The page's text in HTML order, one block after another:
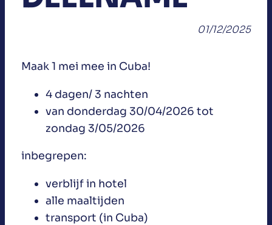
01/12/2025
Maak 1 mei mee in Cuba!
4 dagen/ 3 nachten
van donderdag 30/04/2026 tot
zondag 3/05/2026
inbegrepen:
verblijf in hotel
alle maaltijden
transport (in Cuba)